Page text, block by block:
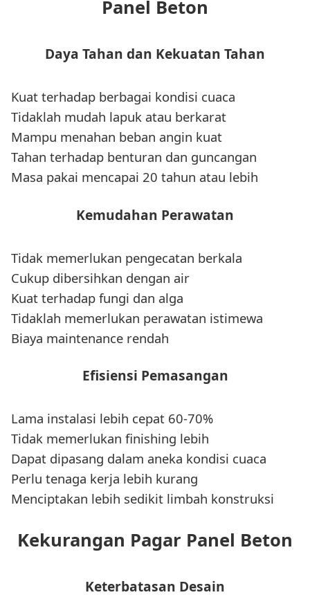
Panel Beton
Daya Tahan dan Kekuatan Tahan
Kuat terhadap berbagai kondisi cuaca
Tidaklah mudah lapuk atau berkarat
Mampu menahan beban angin kuat
Tahan terhadap benturan dan guncangan
Masa pakai mencapai 20 tahun atau lebih
Kemudahan Perawatan
Tidak memerlukan pengecatan berkala
Cukup dibersihkan dengan air
Kuat terhadap fungi dan alga
Tidaklah memerlukan perawatan istimewa
Biaya maintenance rendah
Efisiensi Pemasangan
Lama instalasi lebih cepat 60-70%
Tidak memerlukan finishing lebih
Dapat dipasang dalam aneka kondisi cuaca
Perlu tenaga kerja lebih kurang
Menciptakan lebih sedikit limbah konstruksi
Kekurangan Pagar Panel Beton
Keterbatasan Desain